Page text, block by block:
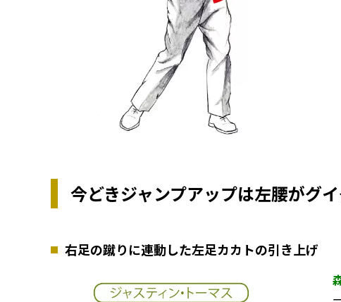
今どきジャンプアップは左腰がグイ
右足の蹴りに連動した左足カカトの引き上げ